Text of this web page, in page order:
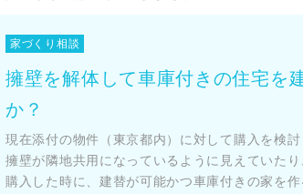
家づくり相談
擁壁を解体して車庫付きの住宅を
か？
現在添付の物件（東京都内）に対して購入を検討
擁壁が隣地共用になっているように見えていたり
購入した時に、建替が可能かつ車庫付きの家を